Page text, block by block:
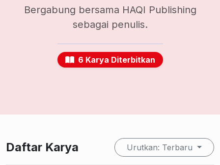
Bergabung bersama HAQI Publishing
sebagai penulis.
6 Karya Diterbitkan
Daftar Karya Urutkan: Terbaru